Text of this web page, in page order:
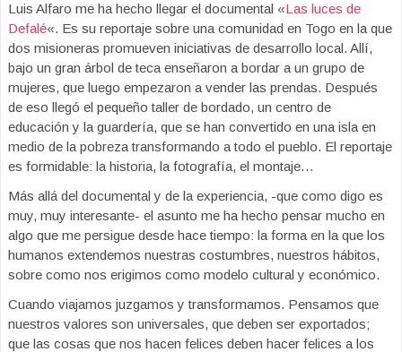
Luis Alfaro me ha hecho llegar el documental «Las luces de
Defalé«. Es su reportaje sobre una comunidad en Togo en la que
dos misioneras promueven iniciativas de desarrollo local. Allí,
bajo un gran árbol de teca enseñaron a bordar a un grupo de
mujeres, que luego empezaron a vender las prendas. Después
de eso llegó el pequeño taller de bordado, un centro de
educación y la guardería, que se han convertido en una isla en
medio de la pobreza transformando a todo el pueblo. El reportaje
es formidable: la historia, la fotografía, el montaje…
Más allá del documental y de la experiencia, -que como digo es
muy, muy interesante- el asunto me ha hecho pensar mucho en
algo que me persigue desde hace tiempo: la forma en la que los
humanos extendemos nuestras costumbres, nuestros hábitos,
sobre como nos erigimos como modelo cultural y económico.
Cuando viajamos juzgamos y transformamos. Pensamos que
nuestros valores son universales, que deben ser exportados;
que las cosas que nos hacen felices deben hacer felices a los